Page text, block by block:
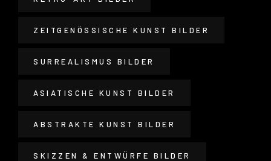
ZEITGENÖSSISCHE KUNST BILDER
SURREALISMUS BILDER
ASIATISCHE KUNST BILDER
ABSTRAKTE KUNST BILDER
SKIZZEN & ENTWÜRFE BILDER